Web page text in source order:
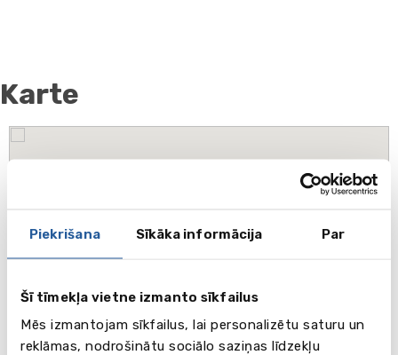
Piekrišana Sīkāka informācija Par
Šī tīmekļa vietne izmanto sīkfailus
Mēs izmantojam sīkfailus, lai personalizētu saturu un
reklāmas, nodrošinātu sociālo saziņas līdzekļu
Karte